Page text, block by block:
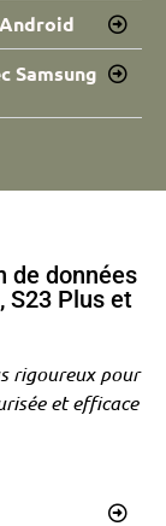
Samsung
de données
S23 Plus et
rigoureux pour
et efficace